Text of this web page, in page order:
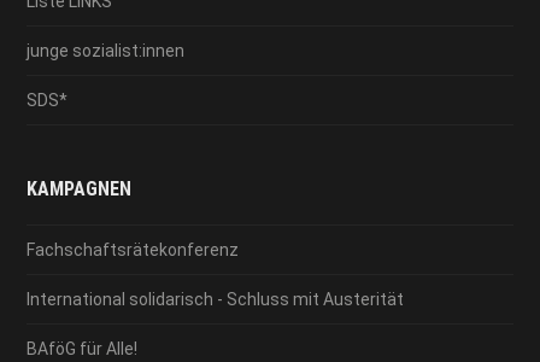
junge sozialist:innen
SDS*
KAMPAGNEN
Fachschaftsrätekonferenz
International solidarisch - Schluss mit Austerität
BAföG für Alle!